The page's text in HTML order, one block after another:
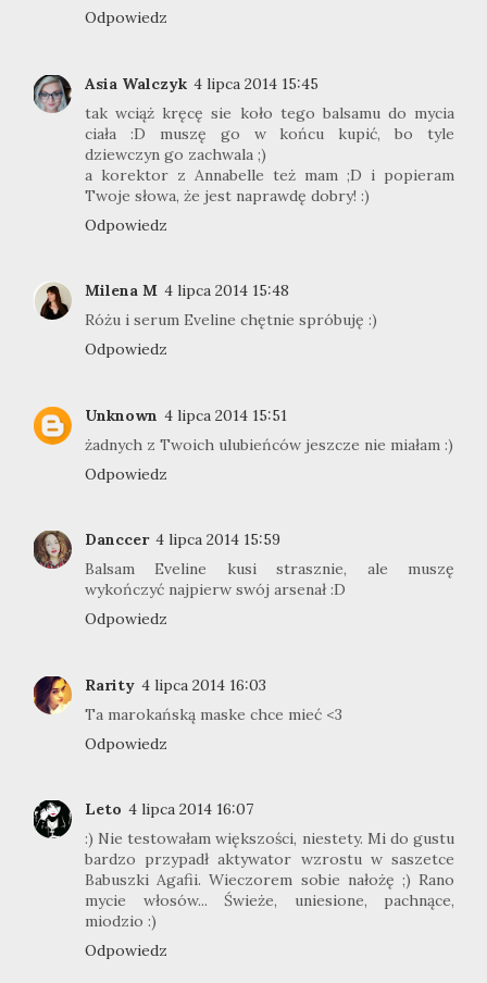
Odpowiedz
Asia Walczyk 4 lipca 2014 15:45
tak wciąż kręcę sie koło tego balsamu do mycia
ciała :D muszę go w końcu kupić, bo tyle
dziewczyn go zachwala ;)
a korektor z Annabelle też mam ;D i popieram
Twoje słowa, że jest naprawdę dobry! :)
Odpowiedz
Milena M 4 lipca 2014 15:48
Różu i serum Eveline chętnie spróbuję :)
Odpowiedz
Unknown 4 lipca 2014 15:51
żadnych z Twoich ulubieńców jeszcze nie miałam :)
Odpowiedz
Danccer 4 lipca 2014 15:59
Balsam Eveline kusi strasznie, ale muszę
wykończyć najpierw swój arsenał :D
Odpowiedz
Rarity 4 lipca 2014 16:03
Ta marokańską maske chce mieć <3
Odpowiedz
Leto 4 lipca 2014 16:07
:) Nie testowałam większości, niestety. Mi do gustu
bardzo przypadł aktywator wzrostu w saszetce
Babuszki Agafii. Wieczorem sobie nałożę ;) Rano
mycie włosów... Świeże, uniesione, pachnące,
miodzio :)
Odpowiedz